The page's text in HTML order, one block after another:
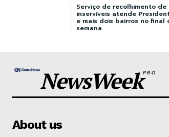
Serviço de recolhimento de
inservíveis atende
e mais dois bairros no final
semana
NewsWeekPRO
About us